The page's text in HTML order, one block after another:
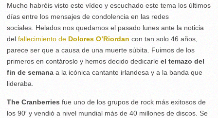
Mucho habréis visto este vídeo y escuchado este tema los últimos
días entre los mensajes de condolencia en las redes
sociales. Helados nos quedamos el pasado lunes ante la noticia
del fallecimiento de Dolores O’Riordan con tan solo 46 años,
parece ser que a causa de una muerte súbita. Fuimos de los
primeros en contároslo y hemos decido dedicarle el temazo del
fin de semana a la icónica cantante irlandesa y a la banda que
lideraba.
The Cranberries fue uno de los grupos de rock más exitosos de
los 90′ y vendió a nivel mundial más de 40 millones de discos. Se